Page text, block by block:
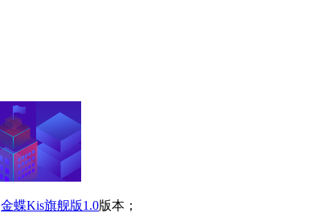
金蝶Kis旗舰版1.0版本；